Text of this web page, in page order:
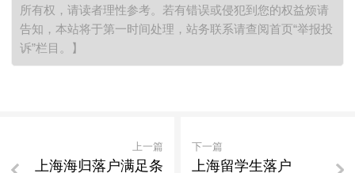
所有权，请读者理性参考。若有错误或侵犯到您的权益烦请
告知，本站将于第一时间处理，站务联系请查阅首页“举报投
诉”栏目。】
上一篇
上海海归落户满足条
下一篇
上海留学生落户